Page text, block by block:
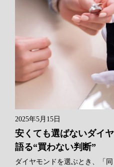
2025年5月15日
安くても選ばないダイ
語る“買わない判断”
ダイヤモンドを選ぶとき、「